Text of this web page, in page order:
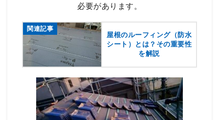
必要があります。
関連記事
屋根のルーフィング（防水
シート）とは？その重要性
を解説